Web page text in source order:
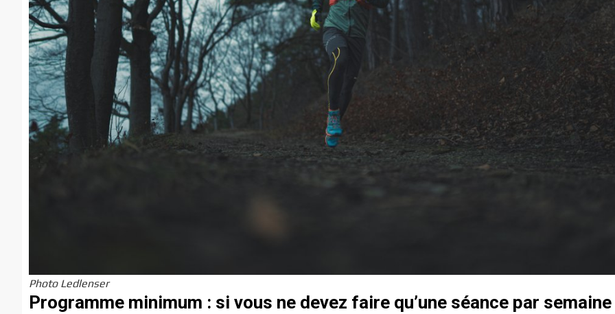
Photo Ledlenser
Programme minimum : si vous ne devez faire qu’une séance par semaine